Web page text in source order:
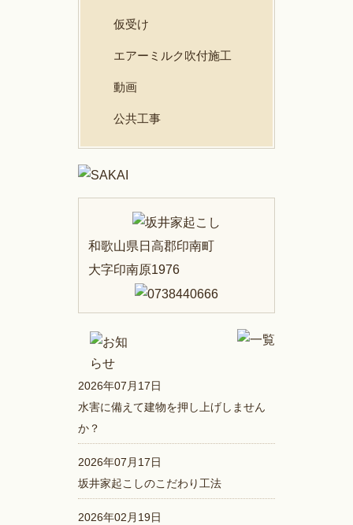
仮受け
エアーミルク吹付施工
動画
公共工事
和歌山県日高郡印南町
大字印南原1976
2026年07月17日
水害に備えて建物を押し上げしません
か？
2026年07月17日
坂井家起こしのこだわり工法
2026年02月19日